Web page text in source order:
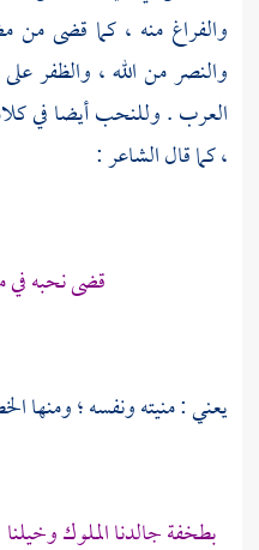
والفراغ منه ، كما قضى من
والنصر من الله ، والظفر
العرب . وللنحب أيضا في
، كما قال الشاعر :
قضى نحبه في
يعني : منيته ونفسه ؛ ومنها
بطخفة جالدنا الملوك